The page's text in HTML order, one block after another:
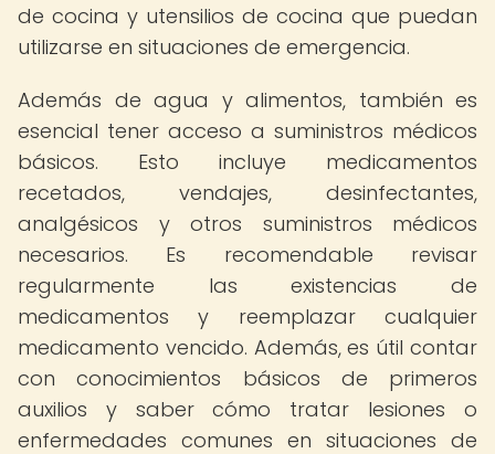
de cocina y utensilios de cocina que puedan
utilizarse en situaciones de emergencia.
Además de agua y alimentos, también es
esencial tener acceso a suministros médicos
básicos. Esto incluye medicamentos
recetados, vendajes, desinfectantes,
analgésicos y otros suministros médicos
necesarios. Es recomendable revisar
regularmente las existencias de
medicamentos y reemplazar cualquier
medicamento vencido. Además, es útil contar
con conocimientos básicos de primeros
auxilios y saber cómo tratar lesiones o
enfermedades comunes en situaciones de